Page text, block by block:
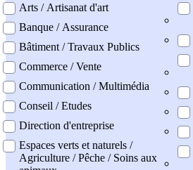
Arts / Artisanat d'art
Banque / Assurance
Bâtiment / Travaux Publics
Commerce / Vente
Communication / Multimédia
Conseil / Etudes
Direction d'entreprise
Espaces verts et naturels /
Agriculture / Pêche / Soins aux